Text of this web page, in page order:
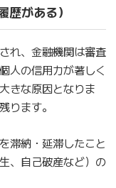
がある）
れ、金融機関は審査
人の信用力が著しく
きな原因となりま
ります。
滞納・延滞したこと
、自己破産など）の